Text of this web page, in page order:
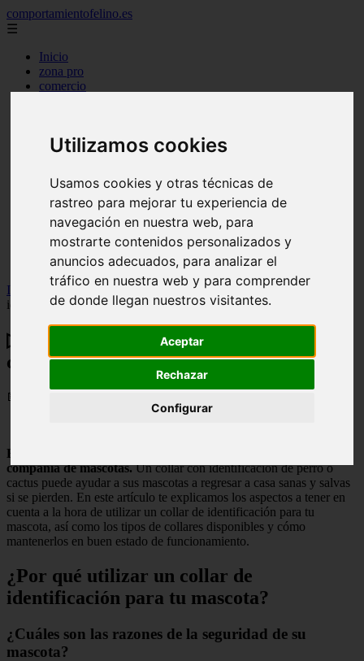
Utilizamos cookies
Usamos cookies y otras técnicas de
rastreo para mejorar tu experiencia de
navegación en nuestra web, para
mostrarte contenidos personalizados y
anuncios adecuados, para analizar el
tráfico en nuestra web y para comprender
de donde llegan nuestros visitantes.
Aceptar
Rechazar
Configurar
comportamientofelino.es
☰
Inicio
zona pro
comercio
acuariofilia 2
canal tv
nombres para gatos
novedades
tablon de anuncios
uncategorized
zona pro
Inicio gatos2 > ▷ ¿Por qué darle a tu mascota un collar con
identificación?
▷ ¿Por qué darle a tu mascota un collar
con identificación?
📅 28/05/2025
En los tiempos modernos, muchas familias disfrutan de la
compañía de mascotas.Un collar con identificación de perro o
cactus puede ayudar a sus mascotas a regresar a casa sanas y salvas
si se pierden. En este artículo te explicamos los aspectos a tener en
cuenta a la hora de utilizar un collar de identificación para tu
mascota, así como los tipos de collares disponibles y cómo
mantenerlos en buen estado de funcionamiento.
¿Por qué utilizar un collar de
identificación para tu mascota?
¿Cuáles son las razones de la seguridad de su
mascota?